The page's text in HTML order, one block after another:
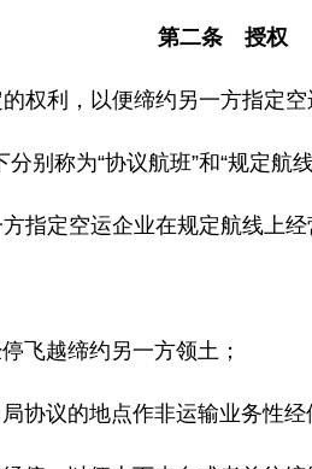
第二条 授权
利，以便缔约另一方指定空
称为“协议航班”和“规定航线
定空运企业在规定航线上经
越缔约另一方领土；
议的地点作非运输业务性经